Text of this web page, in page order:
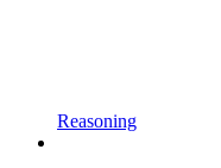
Reasoning